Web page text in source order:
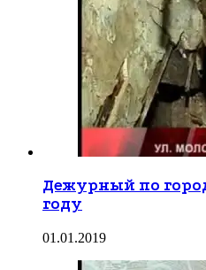
Дежурный по
году
01.01.2019